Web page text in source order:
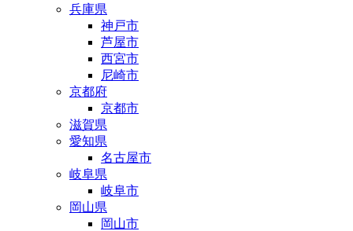
兵庫県
神戸市
芦屋市
西宮市
尼崎市
京都府
京都市
滋賀県
愛知県
名古屋市
岐阜県
岐阜市
岡山県
岡山市